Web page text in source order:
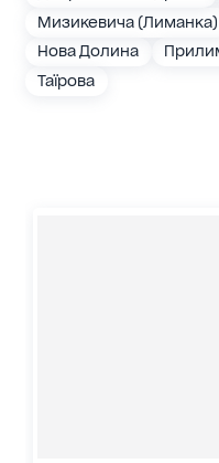
Мизикевича (Лиманка)
Нова Долина
Таїрова